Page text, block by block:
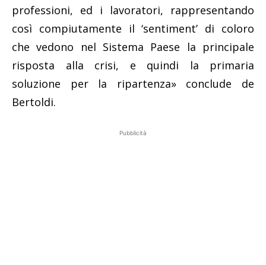
professioni, ed i lavoratori, rappresentando
così compiutamente il ‘sentiment’ di coloro
che vedono nel Sistema Paese la principale
risposta alla crisi, e quindi la primaria
soluzione per la ripartenza» conclude de
Bertoldi.
Pubblicità